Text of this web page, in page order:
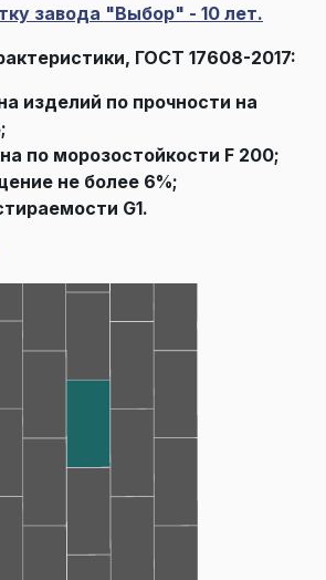
завода "Выбор" - 10 лет.
ГОСТ 17608-2017:
изделий по прочности на
по морозостойкости F 200;
не более 6%;
G1.